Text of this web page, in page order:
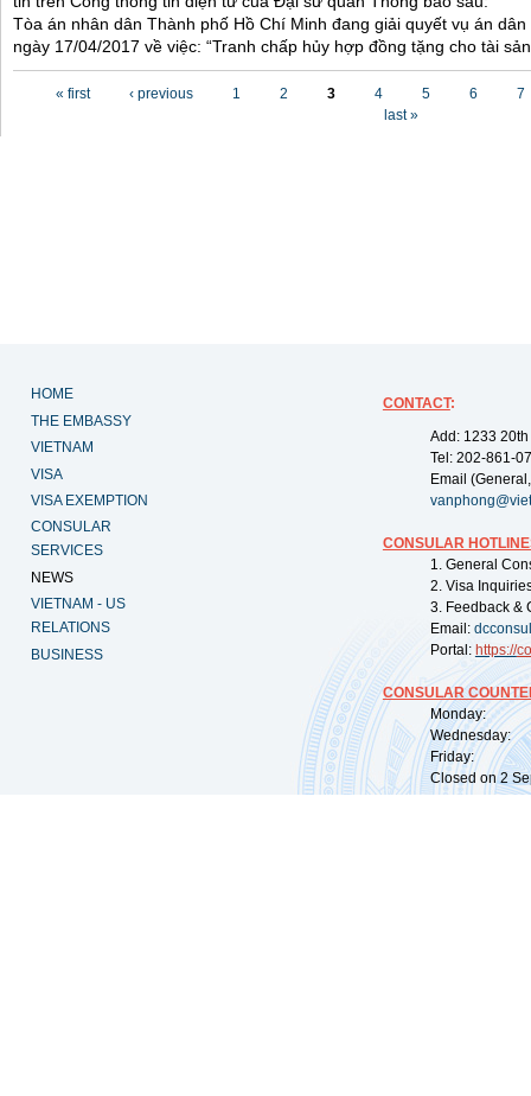
Tòa án nhân dân Thành phố Hồ Chí Minh đang giải quyết vụ án
ngày 17/04/2017 về việc: “Tranh chấp hủy hợp đồng tặng cho tài
« first ‹ previous 1 2 3 4 5 6
7
last »
HOME
THE EMBASSY
VIETNAM
VISA
VISA EXEMPTION
CONSULAR
SERVICES
NEWS
VIETNAM - US
RELATIONS
BUSINESS
CONTACT:
Add: 1233
Tel: 202-861-
Email
CONSULAR
1. General
2. Visa
3. Feedback &
Email:
Portal: https://
CONSULAR
Monday:
Wednesday:
Friday:
Closed on 2